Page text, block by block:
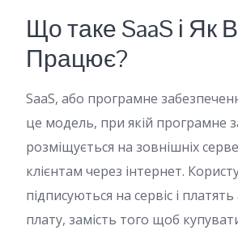
Що таке SaaS і Як
Працює?
SaaS, або програмне
це модель, при якій програмне
розміщується на зовнішніх
клієнтам через інтернет.
підписуються на сервіс і
плату, замість того щоб